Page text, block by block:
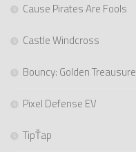
Cause Pirates Are Fools
Castle Windcross
Bouncy: Golden Treausure
Pixel Defense EV
TipŤap